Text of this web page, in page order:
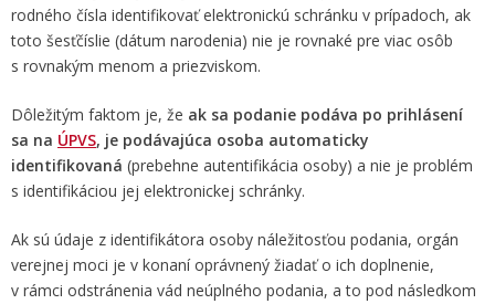
rodného čísla identifikovať elektronickú schránku v prípadoch, ak
toto šesťčíslie (dátum narodenia) nie je rovnaké pre viac osôb
s rovnakým menom a priezviskom.
Dôležitým faktom je, že ak sa podanie podáva po prihlásení
sa na ÚPVS, je podávajúca osoba automaticky
identifikovaná (prebehne autentifikácia osoby) a nie je problém
s identifikáciou jej elektronickej schránky.
Ak sú údaje z identifikátora osoby náležitosťou podania, orgán
verejnej moci je v konaní oprávnený žiadať o ich doplnenie,
v rámci odstránenia vád neúplného podania, a to pod následkom